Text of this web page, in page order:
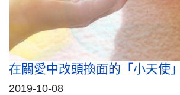
在關愛中改頭換面的「小天使」
2019-10-08